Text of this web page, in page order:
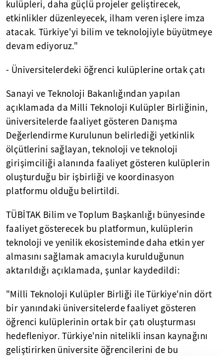
kulüpleri, daha güçlü projeler geliştirecek,
etkinlikler düzenleyecek, ilham veren işlere imza
atacak. Türkiye'yi bilim ve teknolojiyle büyütmeye
devam ediyoruz."
- Üniversitelerdeki öğrenci kulüplerine ortak çatı
Sanayi ve Teknoloji Bakanlığından yapılan
açıklamada da Milli Teknoloji Kulüpler Birliğinin,
üniversitelerde faaliyet gösteren Danışma
Değerlendirme Kurulunun belirlediği yetkinlik
ölçütlerini sağlayan, teknoloji ve teknoloji
girişimciliği alanında faaliyet gösteren kulüplerin
oluşturduğu bir işbirliği ve koordinasyon
platformu olduğu belirtildi.
TÜBİTAK Bilim ve Toplum Başkanlığı bünyesinde
faaliyet gösterecek bu platformun, kulüplerin
teknoloji ve yenilik ekosisteminde daha etkin yer
almasını sağlamak amacıyla kurulduğunun
aktarıldığı açıklamada, şunlar kaydedildi:
"Milli Teknoloji Kulüpler Birliği ile Türkiye'nin dört
bir yanındaki üniversitelerde faaliyet gösteren
öğrenci kulüplerinin ortak bir çatı oluşturması
hedefleniyor. Türkiye'nin nitelikli insan kaynağını
geliştirirken üniversite öğrencilerini de bu